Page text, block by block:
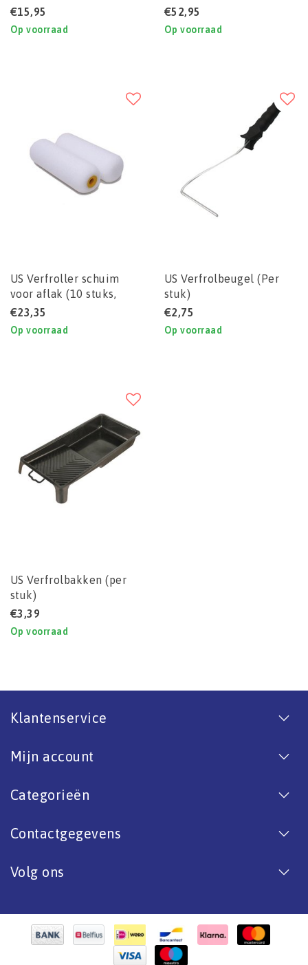
€15,95
Op voorraad
€52,95
Op voorraad
US Verfroller schuim
voor aflak (10 stuks,
10cm breed)
€23,35
Op voorraad
US Verfrolbeugel (Per
stuk)
€2,75
Op voorraad
US Verfrolbakken (per
stuk)
€3,39
Op voorraad
Klantenservice
Mijn account
Categorieën
Contactgegevens
Volg ons